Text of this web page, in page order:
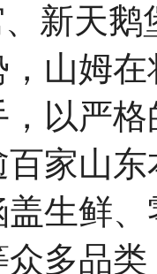
新天
山姆
以严
家山
生鲜
多品